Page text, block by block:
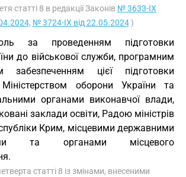
статті 8 в редакції Законів № 3633-IX
, № 3724-IX від 22.05.2024)
за проведенням підготовки
до військової служби, програмним
забезпеченням цієї підготовки
оборони України та
органами виконавчої влади,
заклади освіти, Радою міністрів
Крим, місцевими державними
та органами місцевого
статті 8 із змінами, внесеними